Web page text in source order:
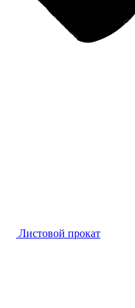
Листовой прокат